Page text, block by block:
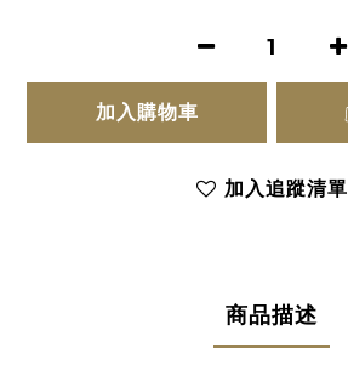
加入購物車
加入追蹤清單
商品描述